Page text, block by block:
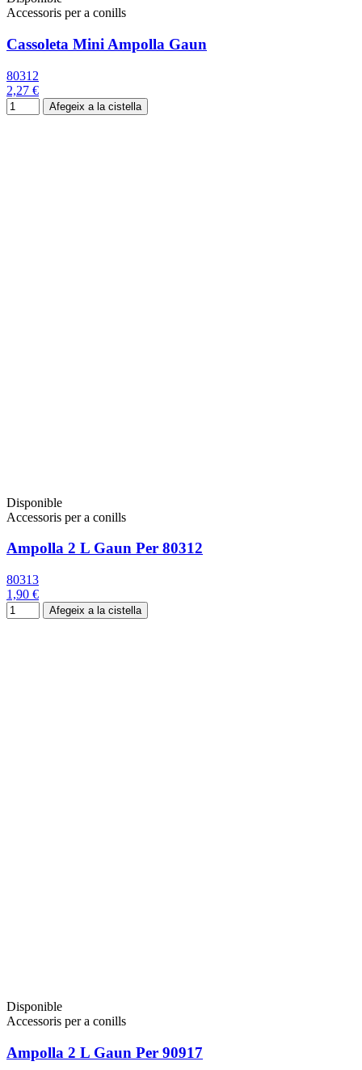
Accessoris per a conills
Cassoleta Mini Ampolla Gaun
80312
2,27 €
Afegeix a la cistella
Disponible
Accessoris per a conills
Ampolla 2 L Gaun Per 80312
80313
1,90 €
Afegeix a la cistella
Disponible
Accessoris per a conills
Ampolla 2 L Gaun Per 90917